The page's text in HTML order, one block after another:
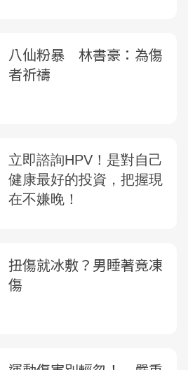
八仙粉暴 林書豪：為傷
者祈禱
扭傷就冰敷？男睡著竟凍
傷